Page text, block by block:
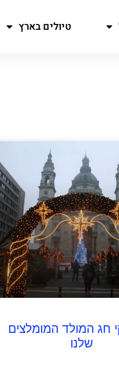
טיולים בארץ
חג המולד המומלצים
שלנו